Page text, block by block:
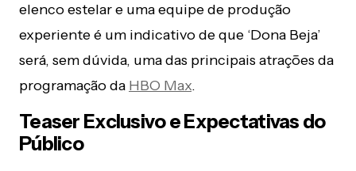
elenco estelar e uma equipe de produção
experiente é um indicativo de que ‘Dona Beja’
será, sem dúvida, uma das principais atrações da
programação da HBO Max.
Teaser Exclusivo e Expectativas do
Público